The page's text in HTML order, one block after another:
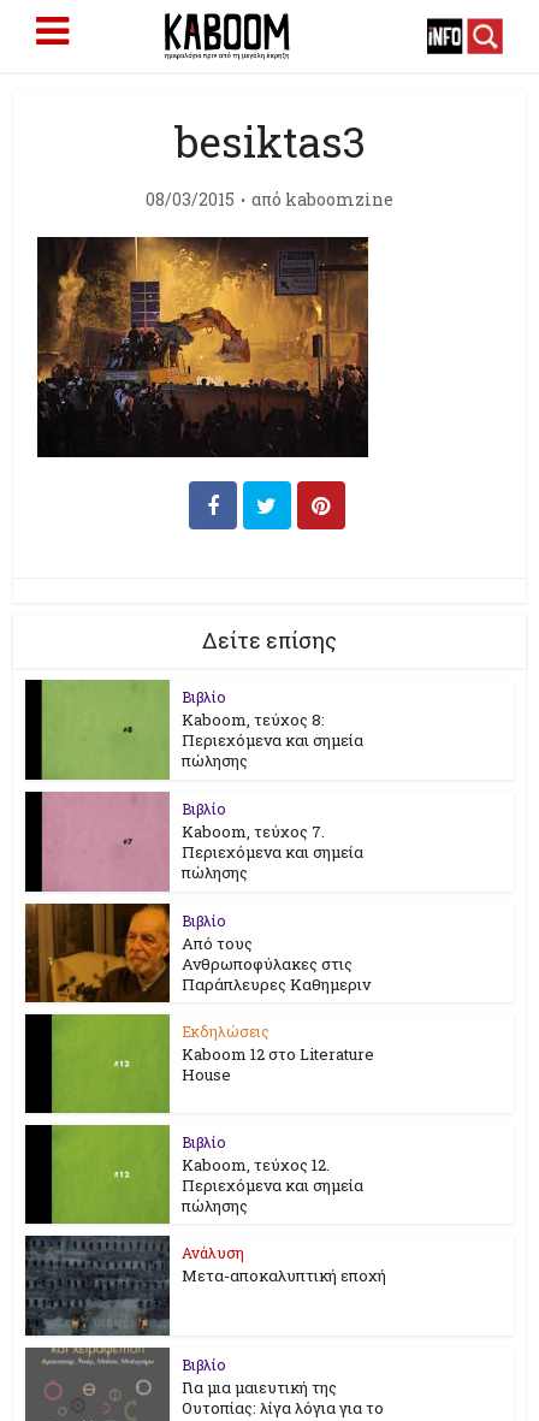
besiktas3
08/03/2015 από kaboomzine
Δείτε επίσης
Βιβλίο
Kaboom, τεύχος 8:
Περιεχόμενα και σημεία
πώλησης
Βιβλίο
Kaboom, τεύχος 7.
Περιεχόμενα και σημεία
πώλησης
Βιβλίο
Από τους
Ανθρωποφύλακες στις
Παράπλευρες Καθημεριν
Εκδηλώσεις
Kaboom 12 στο Literature
House
Βιβλίο
Kaboom, τεύχος 12.
Περιεχόμενα και σημεία
πώλησης
Ανάλυση
Μετα-αποκαλυπτική εποχή
Βιβλίο
Για μια μαιευτική της
Ουτοπίας: λίγα λόγια για το